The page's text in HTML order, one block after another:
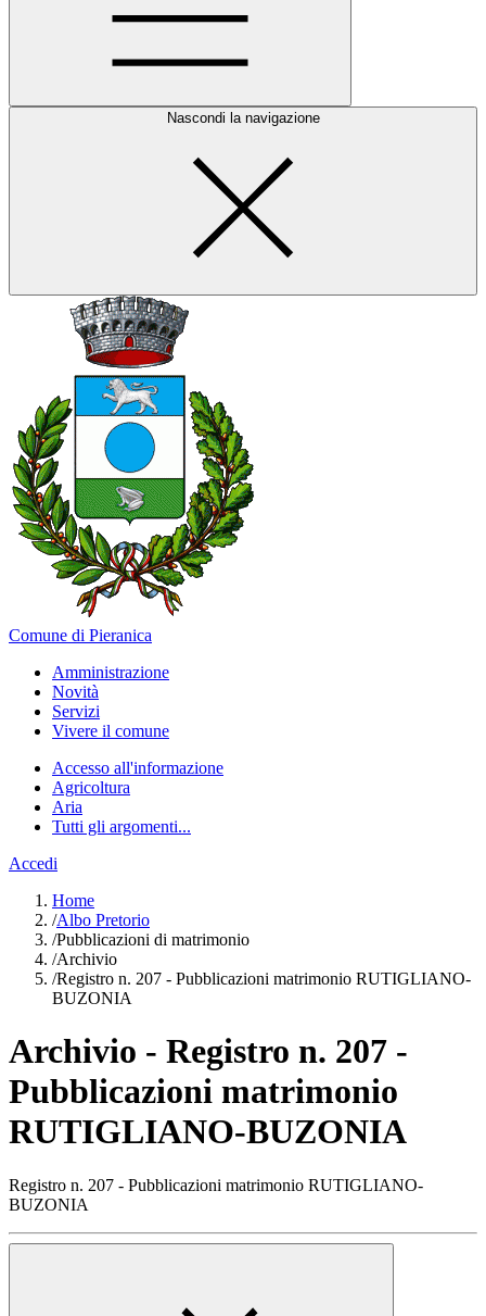
Nascondi la navigazione
Comune di Pieranica
Amministrazione
Novità
Servizi
Vivere il comune
Accesso all'informazione
Agricoltura
Aria
Tutti gli argomenti...
Accedi
Home
/Albo Pretorio
/Pubblicazioni di matrimonio
/Archivio
/Registro n. 207 - Pubblicazioni matrimonio RUTIGLIANO-
BUZONIA
Archivio - Registro n. 207 -
Pubblicazioni matrimonio
RUTIGLIANO-BUZONIA
Registro n. 207 - Pubblicazioni matrimonio RUTIGLIANO-
BUZONIA